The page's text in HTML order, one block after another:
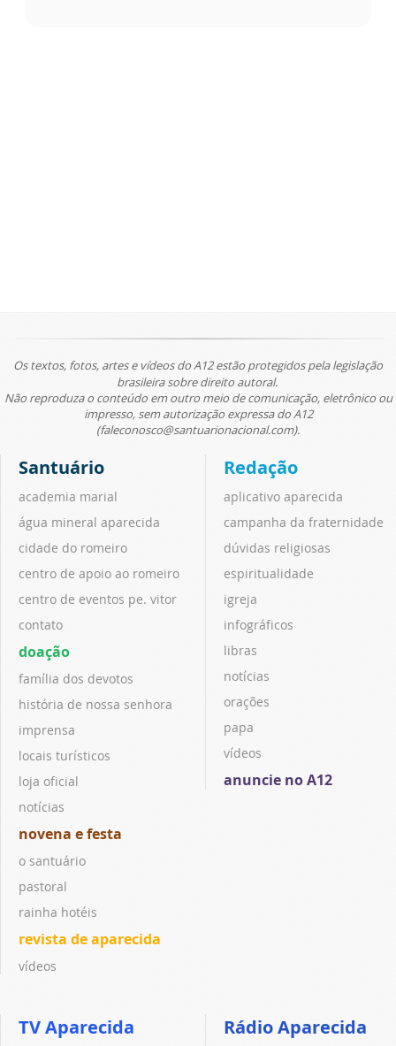
Os textos, fotos, artes e vídeos do A12 estão protegidos pela legislação
brasileira sobre direito autoral.
Não reproduza o conteúdo em outro meio de comunicação, eletrônico ou
impresso, sem autorização expressa do A12
(faleconosco@santuarionacional.com).
Santuário
academia marial
água mineral aparecida
cidade do romeiro
centro de apoio ao romeiro
centro de eventos pe. vitor
contato
doação
família dos devotos
história de nossa senhora
imprensa
locais turísticos
loja oficial
notícias
novena e festa
o santuário
pastoral
rainha hotéis
revista de aparecida
vídeos
Redação
aplicativo aparecida
campanha da fraternidade
dúvidas religiosas
espiritualidade
igreja
infográficos
libras
notícias
orações
papa
vídeos
anuncie no A12
TV Aparecida Rádio Aparecida